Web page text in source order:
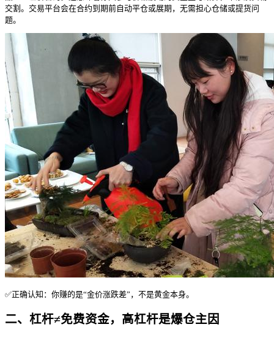
交割。交易平台会在合约到期前自动平仓或展期，无需担心仓储或提货问
题。
✅正确认知：你赚的是“金价涨跌差”，不是黄金本身。
二、杠杆≠免费资金，高杠杆是爆仓主因